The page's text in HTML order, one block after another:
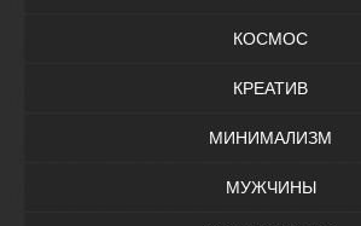
КОСМОС
КРЕАТИВ
МИНИМАЛИЗМ
МУЖЧИНЫ